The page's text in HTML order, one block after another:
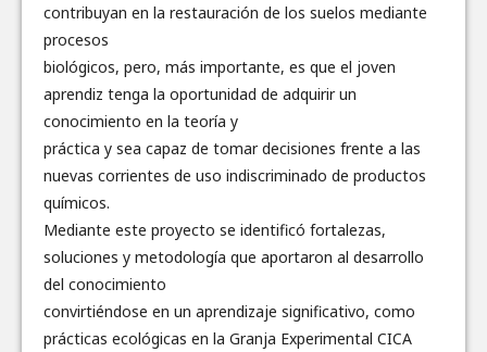
contribuyan en la restauración de los suelos mediante
procesos
biológicos, pero, más importante, es que el joven
aprendiz tenga la oportunidad de adquirir un
conocimiento en la teoría y
práctica y sea capaz de tomar decisiones frente a las
nuevas corrientes de uso indiscriminado de productos
químicos.
Mediante este proyecto se identificó fortalezas,
soluciones y metodología que aportaron al desarrollo
del conocimiento
convirtiéndose en un aprendizaje significativo, como
prácticas ecológicas en la Granja Experimental CICA